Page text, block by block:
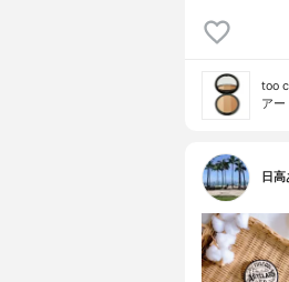
too
ア
日高